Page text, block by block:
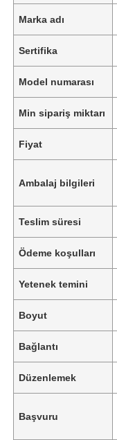
Marka adı
Sertifika
Model numarası
Min sipariş miktarı
Fiyat
Ambalaj bilgileri
Teslim süresi
Ödeme koşulları
Yetenek temini
Boyut
Bağlantı
Düzenlemek
Başvuru